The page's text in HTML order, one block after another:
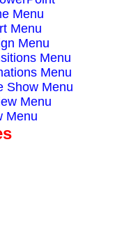
Menu
Menu
Menu
Menu
Menu
Show Menu
Menu
Menu